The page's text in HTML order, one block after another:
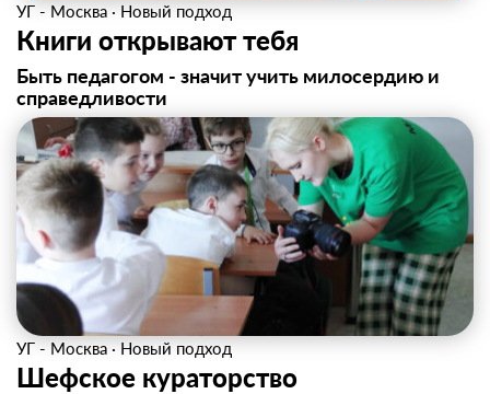
УГ - Москва · Новый подход
Книги открывают тебя
Быть педагогом - значит учить милосердию и
справедливости
УГ - Москва · Новый подход
Шефское кураторство